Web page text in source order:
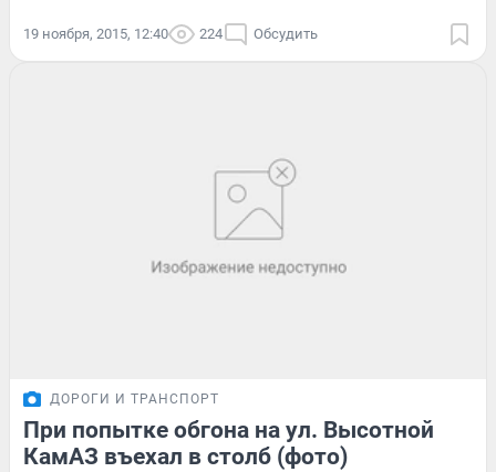
19 ноября, 2015, 12:40 224 Обсудить
ДОРОГИ И ТРАНСПОРТ
При попытке обгона на ул. Высотной
КамАЗ въехал в столб (фото)